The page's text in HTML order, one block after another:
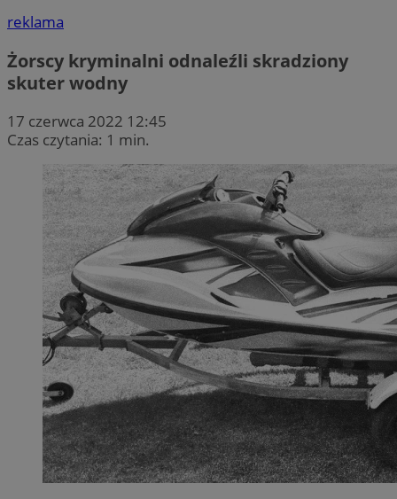
reklama
Żorscy kryminalni odnaleźli skradziony
skuter wodny
17 czerwca 2022 12:45
Czas czytania: 1 min.